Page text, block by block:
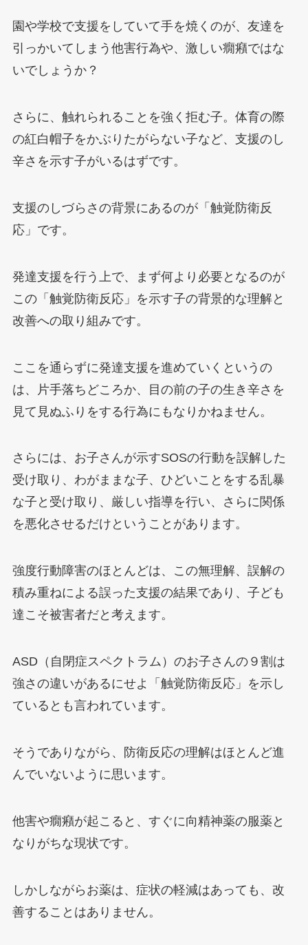
園や学校で支援をしていて手を焼くのが、友達を
引っかいてしまう他害行為や、激しい癇癪ではな
いでしょうか？
さらに、触れられることを強く拒む子。体育の際
の紅白帽子をかぶりたがらない子など、支援のし
辛さを示す子がいるはずです。
支援のしづらさの背景にあるのが「触覚防衛反
応」です。
発達支援を行う上で、まず何より必要となるのが
この「触覚防衛反応」を示す子の背景的な理解と
改善への取り組みです。
ここを通らずに発達支援を進めていくというの
は、片手落ちどころか、目の前の子の生き辛さを
見て見ぬふりをする行為にもなりかねません。
さらには、お子さんが示すSOSの行動を誤解した
受け取り、わがままな子、ひどいことをする乱暴
な子と受け取り、厳しい指導を行い、さらに関係
を悪化させるだけということがあります。
強度行動障害のほとんどは、この無理解、誤解の
積み重ねによる誤った支援の結果であり、子ども
達こそ被害者だと考えます。
ASD（自閉症スペクトラム）のお子さんの９割は
強さの違いがあるにせよ「触覚防衛反応」を示し
ているとも言われています。
そうでありながら、防衛反応の理解はほとんど進
んでいないように思います。
他害や癇癪が起こると、すぐに向精神薬の服薬と
なりがちな現状です。
しかしながらお薬は、症状の軽減はあっても、改
善することはありません。